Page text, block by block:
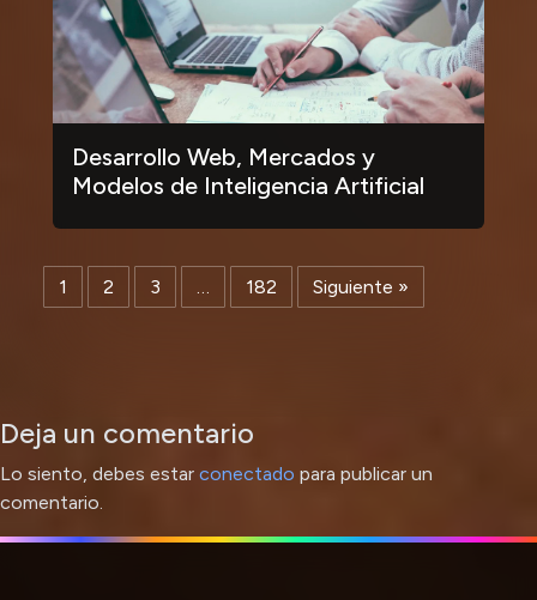
Desarrollo Web, Mercados y
Modelos de Inteligencia Artificial
1 2 3 … 182 Siguiente »
Deja un comentario
Lo siento, debes estar conectado para publicar un
comentario.